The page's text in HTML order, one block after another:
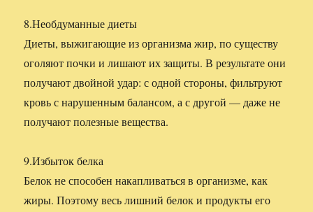
8.Необдуманные диеты
Диеты, выжигающие из организма жир, по существу
оголяют почки и лишают их защиты. В результате они
получают двойной удар: с одной стороны, фильтруют
кровь с нарушенным балансом, а с другой — даже не
получают полезные вещества.
9.Избыток белка
Белок не способен накапливаться в организме, как
жиры. Поэтому весь лишний белок и продукты его